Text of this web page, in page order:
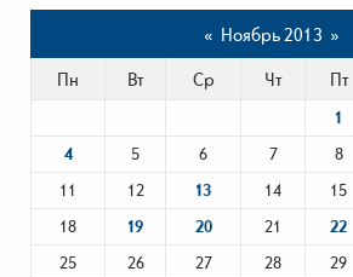
« Ноябрь 2013 »
Пн
Вт Ср Чт Пт
1
4
5 6 7 8
11
12 13 14 15
18
19 20 21 22
25
26 27 28 29